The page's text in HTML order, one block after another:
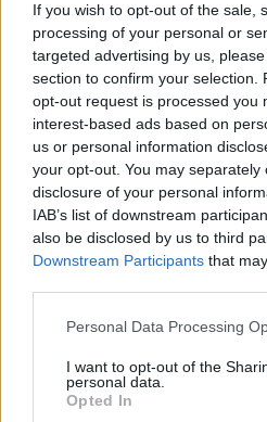
If you wish to opt-out of the sale,
processing of your personal or
targeted advertising by us,
section to confirm your selection.
opt-out request is processed you
interest-based ads based on
us or personal information
your opt-out. You may
disclosure of your personal
IAB’s list of downstream
also be disclosed by us to third
Downstream Participants that
Please note that this website/app
not limited to your visit or usage
grant or deny consent to Google
use your data for below specified
Personal Data Processing
I want to opt-out of the
personal data.
Opted In
προβλήματα των δομών
την ανάγκη για ένα ισχυρό
φροντίδας υγείας